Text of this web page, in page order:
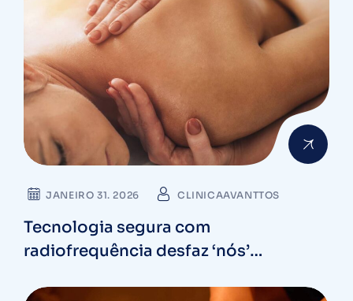
JANEIRO 31. 2026 CLINICAAVANTTOS
Tecnologia segura com
radiofrequência desfaz ‘nós’